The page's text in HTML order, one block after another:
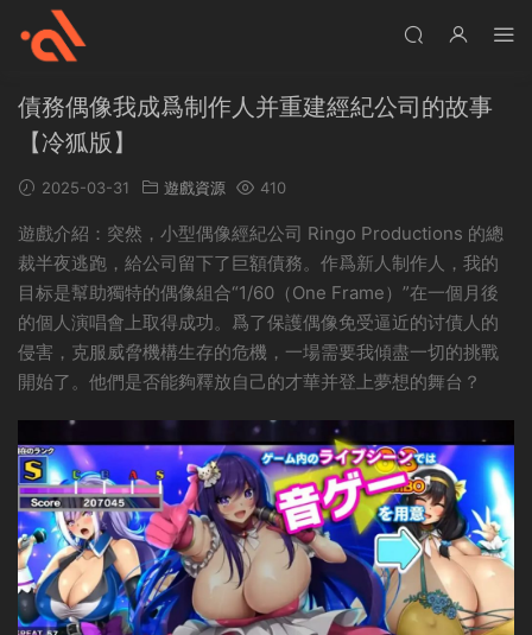
債務偶像我成爲制作人并重建經紀公司的故事
【冷狐版】
2025-03-31 遊戲資源 410
遊戲介紹：突然，小型偶像經紀公司 Ringo Productions 的總
裁半夜逃跑，給公司留下了巨額債務。作爲新人制作人，我的
目标是幫助獨特的偶像組合“1/60（One Frame）”在一個月後
的個人演唱會上取得成功。爲了保護偶像免受逼近的讨債人的
侵害，克服威脅機構生存的危機，一場需要我傾盡一切的挑戰
開始了。他們是否能夠釋放自己的才華并登上夢想的舞台？